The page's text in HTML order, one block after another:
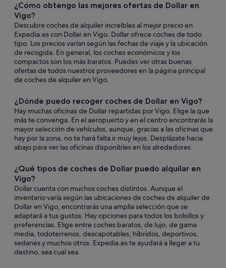
¿Cómo obtengo las mejores ofertas de Dollar en
Vigo?
Descubre coches de alquiler increíbles al mejor precio en
Expedia.es con Dollar en Vigo. Dollar ofrece coches de todo
tipo. Los precios varían según las fechas de viaje y la ubicación
de recogida. En general, los coches económicos y los
compactos son los más baratos. Puedes ver otras buenas
ofertas de todos nuestros proveedores en la página principal
de coches de alquiler en Vigo.
¿Dónde puedo recoger coches de Dollar en Vigo?
Hay muchas oficinas de Dollar repartidas por Vigo. Elige la que
más te convenga. En el aeropuerto y en el centro encontrarás la
mayor selección de vehículos, aunque, gracias a las oficinas que
hay por la zona, no te hará falta ir muy lejos. Desplázate hacia
abajo para ver las oficinas disponibles en los alrededores.
¿Qué tipos de coches de Dollar puedo alquilar en
Vigo?
Dollar cuenta con muchos coches distintos. Aunque el
inventario varía según las ubicaciones de coches de alquiler de
Dollar en Vigo, encontrarás una amplia selección que se
adaptará a tus gustos. Hay opciones para todos los bolsillos y
preferencias. Elige entre coches baratos, de lujo, de gama
media, todoterrenos, descapotables, híbridos, deportivos,
sedanes y muchos otros. Expedia.es te ayudará a llegar a tu
destino, sea cual sea.